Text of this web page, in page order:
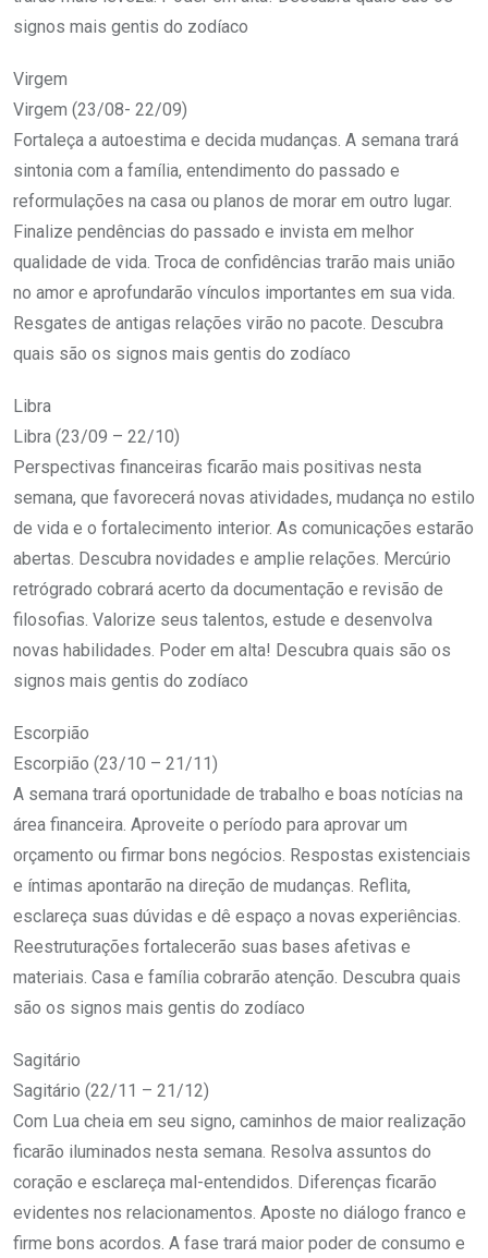
signos mais gentis do zodíaco
Virgem
Virgem (23/08- 22/09)
Fortaleça a autoestima e decida mudanças. A semana trará
sintonia com a família, entendimento do passado e
reformulações na casa ou planos de morar em outro lugar.
Finalize pendências do passado e invista em melhor
qualidade de vida. Troca de confidências trarão mais união
no amor e aprofundarão vínculos importantes em sua vida.
Resgates de antigas relações virão no pacote. Descubra
quais são os signos mais gentis do zodíaco
Libra
Libra (23/09 – 22/10)
Perspectivas financeiras ficarão mais positivas nesta
semana, que favorecerá novas atividades, mudança no estilo
de vida e o fortalecimento interior. As comunicações estarão
abertas. Descubra novidades e amplie relações. Mercúrio
retrógrado cobrará acerto da documentação e revisão de
filosofias. Valorize seus talentos, estude e desenvolva
novas habilidades. Poder em alta! Descubra quais são os
signos mais gentis do zodíaco
Escorpião
Escorpião (23/10 – 21/11)
A semana trará oportunidade de trabalho e boas notícias na
área financeira. Aproveite o período para aprovar um
orçamento ou firmar bons negócios. Respostas existenciais
e íntimas apontarão na direção de mudanças. Reflita,
esclareça suas dúvidas e dê espaço a novas experiências.
Reestruturações fortalecerão suas bases afetivas e
materiais. Casa e família cobrarão atenção. Descubra quais
são os signos mais gentis do zodíaco
Sagitário
Sagitário (22/11 – 21/12)
Com Lua cheia em seu signo, caminhos de maior realização
ficarão iluminados nesta semana. Resolva assuntos do
coração e esclareça mal-entendidos. Diferenças ficarão
evidentes nos relacionamentos. Aposte no diálogo franco e
firme bons acordos. A fase trará maior poder de consumo e